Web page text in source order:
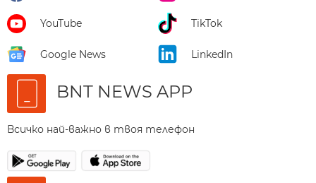
YouTube TikTok
Google News LinkedIn
BNT NEWS APP
Всичко най-важно в твоя телефон